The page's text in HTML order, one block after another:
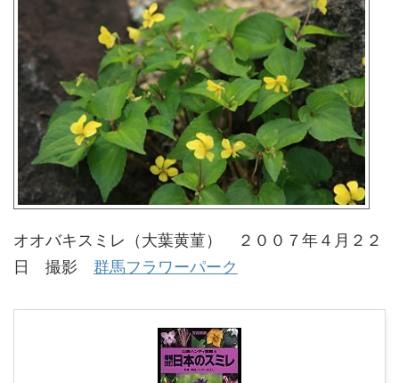
オオバキスミレ（大葉黄菫） ２００７年４月２２
日 撮影 群馬フラワーパーク